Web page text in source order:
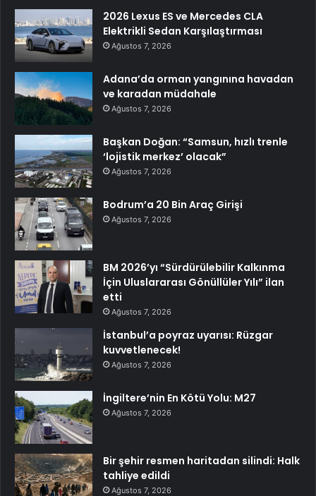
2026 Lexus ES ve Mercedes CLA
Elektrikli Sedan Karşılaştırması
Ağustos 7, 2026
Adana’da orman yangınına havadan
ve karadan müdahale
Ağustos 7, 2026
Başkan Doğan: “Samsun, hızlı trenle
‘lojistik merkez’ olacak”
Ağustos 7, 2026
Bodrum’a 20 Bin Araç Girişi
Ağustos 7, 2026
BM 2026’yı “Sürdürülebilir Kalkınma
İçin Uluslararası Gönüllüler Yılı” ilan
etti
Ağustos 7, 2026
İstanbul’a poyraz uyarısı: Rüzgar
kuvvetlenecek!
Ağustos 7, 2026
İngiltere’nin En Kötü Yolu: M27
Ağustos 7, 2026
Bir şehir resmen haritadan silindi: Halk
tahliye edildi
Ağustos 7, 2026